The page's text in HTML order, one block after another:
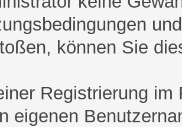
können Sie
Registrierung
eigenen